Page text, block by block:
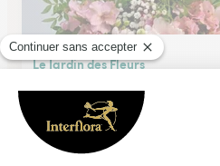
Le Jardin des Fleurs
Villeurbanne
★4.4 (316)
287, route de Genas